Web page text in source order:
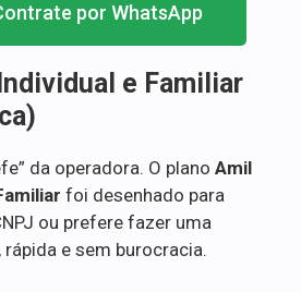
por WhatsApp
e Familiar
da operadora. O plano Amil
foi desenhado para
ou prefere fazer uma
e sem burocracia.